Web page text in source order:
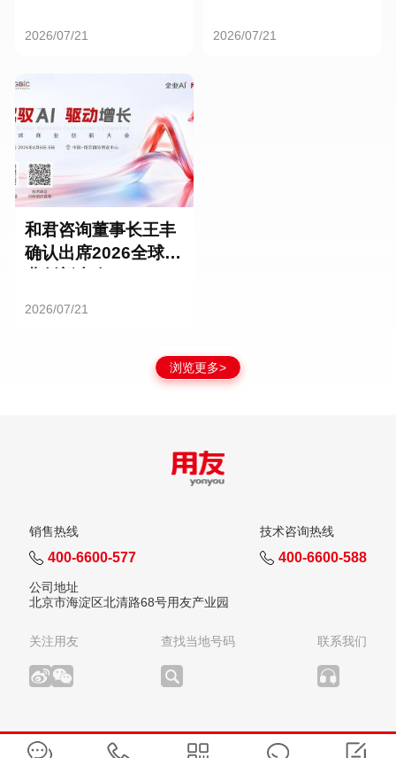
2026/07/21 2026/07/21
和君咨询董事长王丰
确认出席2026全球商
2026/07/21
浏览更多>
销售热线
400-6600-577
技术咨询热线
400-6600-588
公司地址
北京市海淀区北清路68号用友产业园
关注用友 查找当地号码 联系我们
版权所有：用友网络科技股份有限公司